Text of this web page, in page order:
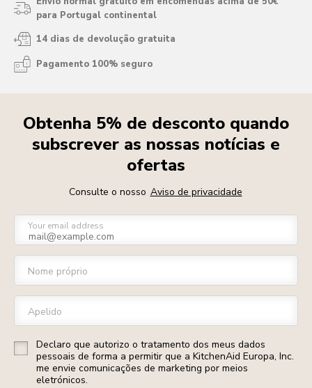
para Portugal continental
14 dias de devolução gratuita
Pagamento 100% seguro
Obtenha 5% de desconto quando
subscrever as nossas notícias e
ofertas
Consulte o nosso Aviso de privacidade
Your email address
Nome próprio
Apelido
Declaro que autorizo o tratamento dos meus dados
pessoais de forma a permitir que a KitchenAid Europa, Inc.
me envie comunicações de marketing por meios
eletrónicos.